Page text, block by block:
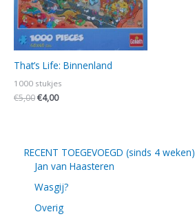
That’s Life: Binnenland
1000 stukjes
€5,00€4,00
RECENT TOEGEVOEGD (sinds 4 weken)
Jan van Haasteren
Wasgij?
Overig